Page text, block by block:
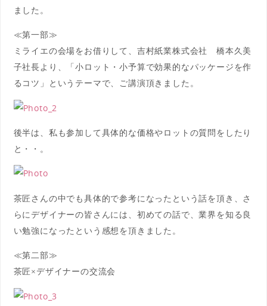
ました。
≪第一部≫
ミライエの会場をお借りして、吉村紙業株式会社 橋本久美
子社長より、「小ロット・小予算で効果的なパッケージを作
るコツ」というテーマで、ご講演頂きました。
後半は、私も参加して具体的な価格やロットの質問をしたり
と・・。
茶匠さんの中でも具体的で参考になったという話を頂き、さ
らにデザイナーの皆さんには、初めての話で、業界を知る良
い勉強になったという感想を頂きました。
≪第二部≫
茶匠×デザイナーの交流会